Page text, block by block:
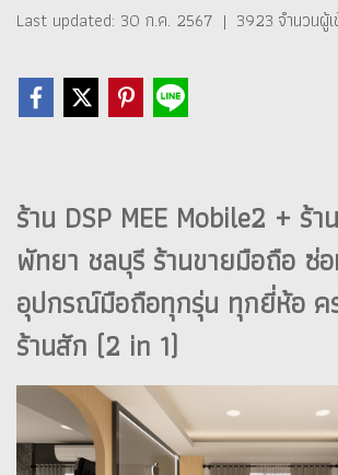
Last updated: 30 ก.ค. 2567 | 3923 จำนวนผู้เ
ร้าน DSP MEE Mobile2 + ร้
พัทยา ชลบุรี ร้านขายมือถือ ซ่
อุปกรณ์มือถือทุกรุ่น ทุกยี่ห้อ ค
ร้านสัก (2 in 1)